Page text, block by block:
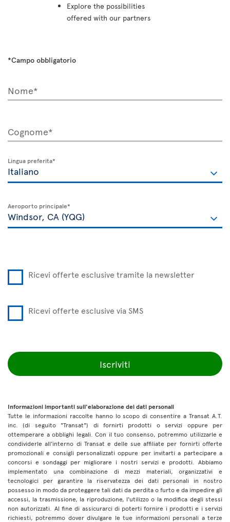
Explore the possibilities
offered with our partners
*Campo obbligatorio
Nome*
Cognome*
Lingua preferita*
Aeroporto principale*
Ricevi offerte esclusive tramite la newsletter
Ricevi offerte esclusive via SMS
Iscriviti
Informazioni importanti sull'elaborazione dei dati personali
Tutte le informazioni raccolte hanno lo scopo di consentire a Transat A.T.
inc. (di seguito "Transat") di fornirti prodotti o servizi oppure per
ottemperare a obblighi legali. Con il tuo consenso, potremmo utilizzarle e
condividerle all'interno di Transat e delle sue affiliate per fornirti offerte
promozionali e consigli personalizzati oppure per invitarti a partecipare a
concorsi e sondaggi per migliorare i nostri servizi e prodotti. Abbiamo
implementato una combinazione di mezzi materiali, organizzativi e
tecnologici per garantire la riservatezza dei dati personali in nostro
possesso in modo da proteggere tali dati da perdita o furto e da impedire gli
accessi, la trasmissione, la riproduzione, l'utilizzo o la modifica degli stessi
non autorizzati. Al fine di assicurarci di poterti fornire i prodotti e i servizi
richiesti, potremmo dover divulgare le tue informazioni personali a terze